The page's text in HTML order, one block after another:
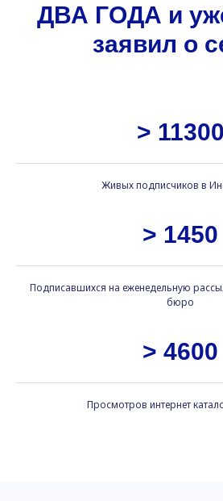
ДВА ГОДА и
заявил о
> 11300
Живых подписчиков в
> 1450
Подписавшихся на еженедельную
бюро
> 4600
Просмотров интернет